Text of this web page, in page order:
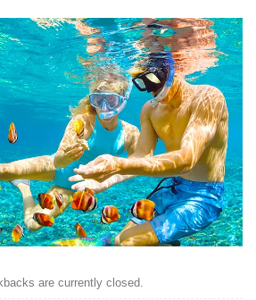
are currently closed.